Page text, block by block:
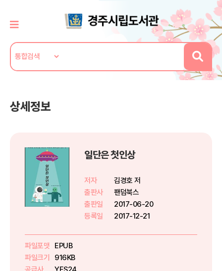
상세정보
일단은 첫인상
저자
김경호 저
출판사
팬덤북스
출판일
2017-06-20
등록일
2017-12-21
파일포맷
EPUB
파일크기
916KB